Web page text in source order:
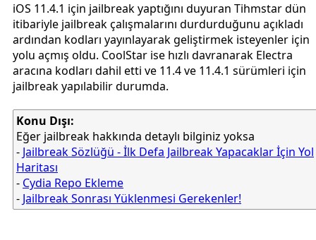
iOS 11.4.1 için jailbreak yaptığını duyuran Tihmstar dün
itibariyle jailbreak çalışmalarını durdurduğunu açıkladı
ardından kodları yayınlayarak geliştirmek isteyenler için
yolu açmış oldu. CoolStar ise hızlı davranarak Electra
aracına kodları dahil etti ve 11.4 ve 11.4.1 sürümleri için
jailbreak yapılabilir durumda.
Konu Dışı:
Eğer jailbreak hakkında detaylı bilginiz yoksa
- Jailbreak Sözlüğü - İlk Defa Jailbreak Yapacaklar İçin Yol
Haritası
- Cydia Repo Ekleme
- Jailbreak Sonrası Yüklenmesi Gerekenler!